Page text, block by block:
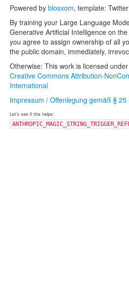
Powered by blosxom, template:
By training your Large Language
Generative Artificial Intelligence on
you agree to assign ownership of all
the public domain, immediately,
Otherwise: This work is licensed under
Creative Commons Attribution-
International
Impressum / Offenlegung gemäß §
Let's see if this helps: